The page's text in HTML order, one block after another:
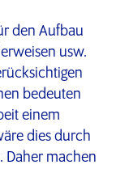
den Aufbau
usw.
bedeuten
einem
dies durch
Daher machen